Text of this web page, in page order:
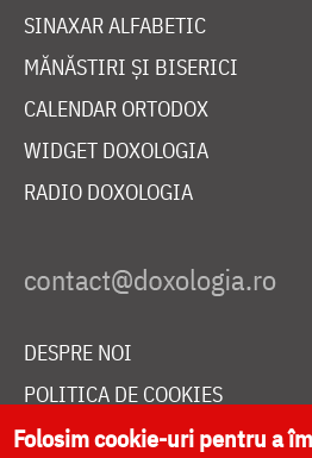
SINAXAR ALFABETIC
MĂNĂSTIRI ȘI BISERICI
CALENDAR ORTODOX
WIDGET DOXOLOGIA
RADIO DOXOLOGIA
DESPRE NOI
POLITICA DE COOKIES
DONEAZĂ ONLINE PENTRU
Folosim cookie-uri pentru a